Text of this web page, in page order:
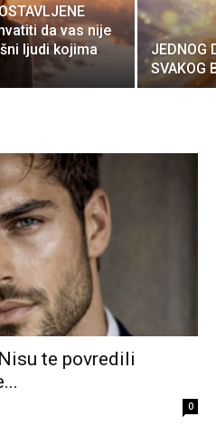
da vas nije
ljudi kojima
JEDNOG
SVAKOG
te povredili
0